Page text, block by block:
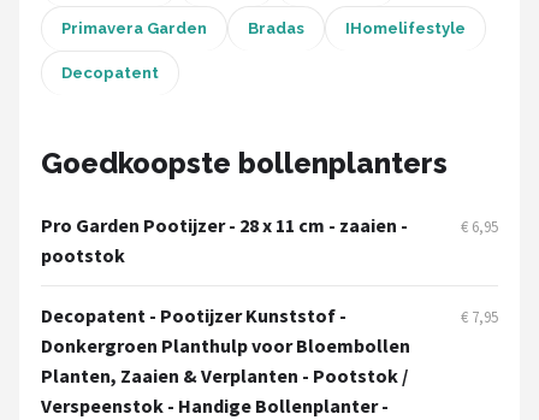
Alle merken →
Primavera Garden Bradas IHomelifestyle
Decopatent
Goedkoopste bollenplanters
Pro Garden Pootijzer - 28 x 11 cm - zaaien -
pootstok
€ 6,95
Decopatent - Pootijzer Kunststof -
Donkergroen Planthulp voor Bloembollen
Planten, Zaaien & Verplanten - Pootstok /
Verspeenstok - Handige Bollenplanter -
€ 7,95